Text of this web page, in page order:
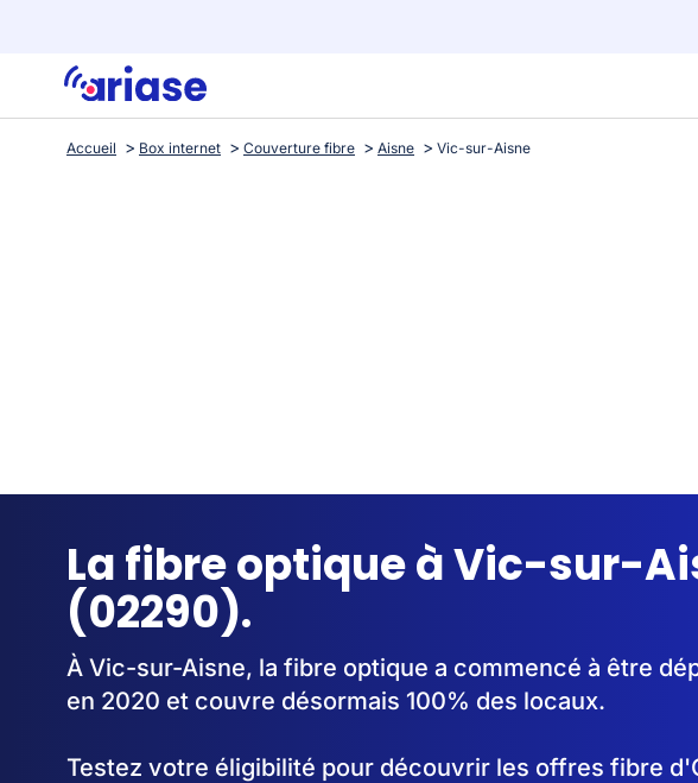
Accueil Box internet Couverture fibre Aisne Vic-sur-Aisne
La fibre optique à Vic-sur-
(02290).
À Vic-sur-Aisne, la fibre optique a commencé à être
en 2020 et couvre désormais 100% des locaux.
Testez votre éligibilité pour découvrir les offres fibre